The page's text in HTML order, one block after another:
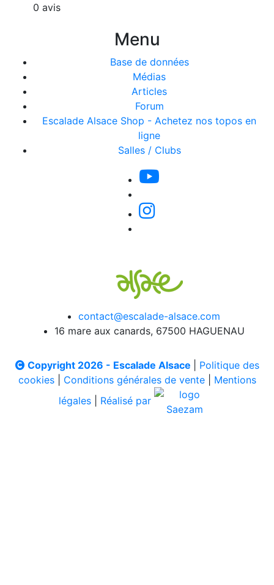
0 avis
Menu
Base de données
Médias
Articles
Forum
Escalade Alsace Shop - Achetez nos topos en
ligne
Salles / Clubs
contact@escalade-alsace.com
16 mare aux canards, 67500 HAGUENAU
Copyright 2026 - Escalade Alsace
Politique des
cookies| Conditions générales de vente| Mentions
légales
Réalisé par